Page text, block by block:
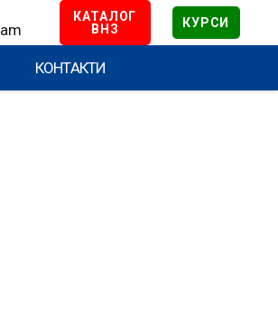
КАТАЛОГ
ВНЗ
КУРСИ
КОНТАКТИ